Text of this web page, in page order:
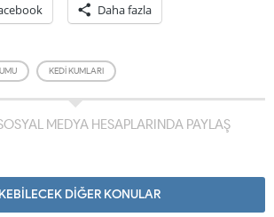
Daha fazla
KEDI KUMLARI
MEDYA HESAPLARINDA PAYLAŞ
DİĞER KONULAR